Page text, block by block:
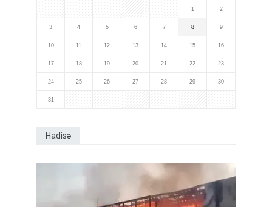
1 2
3 4 5 6 7 8 9
10 11 12 13 14 15 16
17 18 19 20 21 22 23
24 25 26 27 28 29 30
31
Hadisə